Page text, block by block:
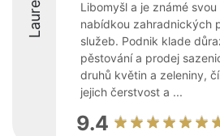
Libomyšl a je známé
nabídkou zahradnických
služeb. Podnik klade
pěstování a prodej
druhů květin a zeleniny,
jejich čerstvost a ...
9.4